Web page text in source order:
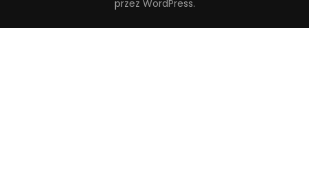
przez WordPress.